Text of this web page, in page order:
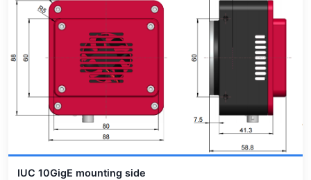
IUC 10GigE mounting side